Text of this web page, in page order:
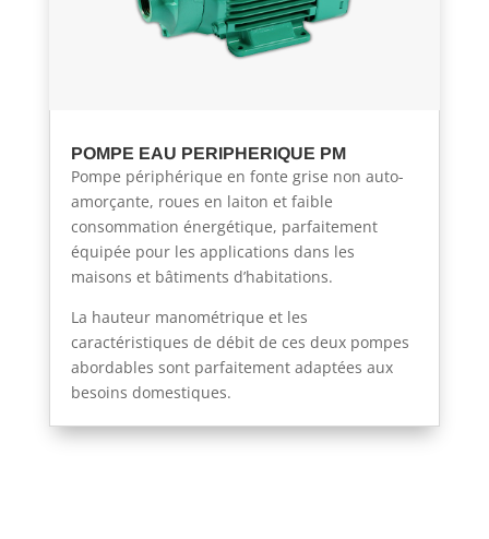
POMPE EAU PERIPHERIQUE PM
Pompe périphérique en fonte grise non auto-
amorçante, roues en laiton et faible
consommation énergétique, parfaitement
équipée pour les applications dans les
maisons et bâtiments d’habitations.
La hauteur manométrique et les
caractéristiques de débit de ces deux pompes
abordables sont parfaitement adaptées aux
besoins domestiques.